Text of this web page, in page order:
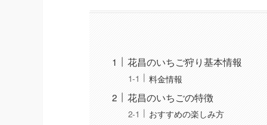
花昌のいちご狩り基本情報
料金情報
花昌のいちごの特徴
おすすめの楽しみ方